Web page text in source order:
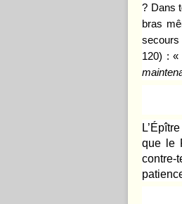
? Dans
bras
secours
120) : «
que le
contre-